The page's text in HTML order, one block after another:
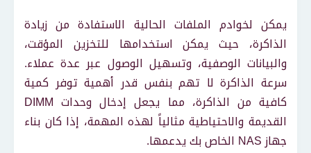
يمكن لخوادم الملفات الحالية الاستفادة من زيادة
الذاكرة، حيث يمكن استخدامها للتخزين المؤقت،
والبيانات الوصفية، وتسهيل الوصول عبر عدة عملاء.
سرعة الذاكرة لا تهم بنفس قدر أهمية توفر كمية
كافية من الذاكرة، مما يجعل إدخال وحدات DIMM
القديمة والاحتياطية مثالياً لهذه المهمة، إذا كان بناء
جهاز NAS الخاص بك يدعمها.